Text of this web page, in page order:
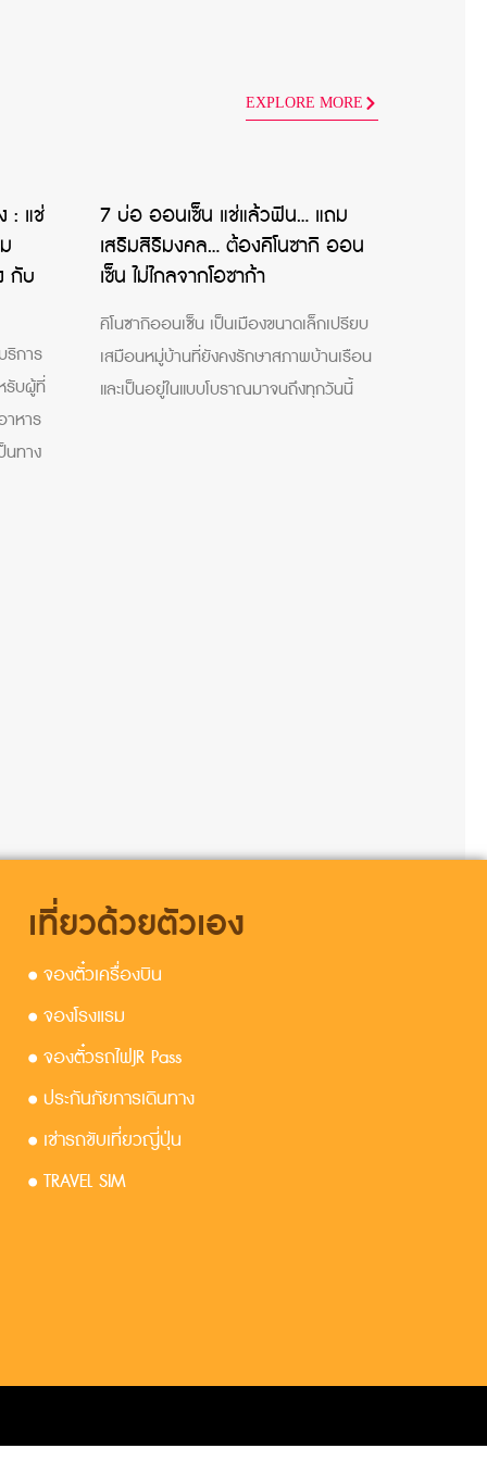
EXPLORE MORE
: แช่
กับ
ริการ
รับผู้ที่
าหาร
นทาง
7 บ่อ ออนเซ็น แช่แล้วฟิน… แถม
เสริมสิริมงคล… ต้องคิโนซากิ ออน
เซ็น ไม่ไกลจากโอซาก้า
คิโนซากิออนเซ็น เป็นเมืองขนาดเล็กเปรียบ
เสมือนหมู่บ้านที่ยังคงรักษาสภาพบ้านเรือน
และเป็นอยู่ในแบบโบราณมาจนถึงทุกวันนี้
เที่ยวด้วยตัวเอง
• จองตั๋วเครื่องบิน
• จองโรงแรม
• จองตั๋วรถไฟJR Pass
• ประกันภัยการเดินทาง
• เช่ารถขับเที่ยวญี่ปุ่น
• TRAVEL SIM